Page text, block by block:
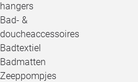
hangers
Bad- &
doucheaccessoires
Badtextiel
Badmatten
Zeeppompjes